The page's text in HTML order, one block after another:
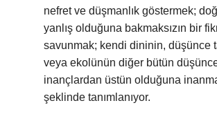
nefret ve düşmanlık göstermek;
yanlış olduğuna bakmaksızın bir
savunmak; kendi dininin, düşünce
veya ekolünün diğer bütün
inançlardan üstün olduğuna
şeklinde tanımlanıyor.